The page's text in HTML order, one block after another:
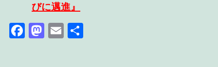
びに邁進』
Facebook
Mastodon
Email